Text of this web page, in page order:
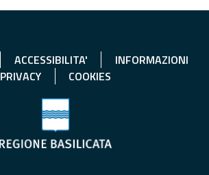
ACCESSIBILITA'
INFORMAZIONI
PRIVACY
COOKIES